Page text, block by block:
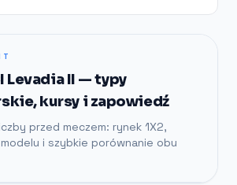
Levadia II — typy
kursy i zapowiedź
przed meczem: rynek 1X2,
i szybkie porównanie obu